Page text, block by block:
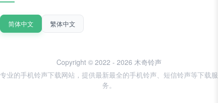
简体中文 繁体中文
Copyright © 2022 - 2026 木奇铃声
专业的手机铃声下载网站，提供最新最全的手机铃声、短信铃声等下载服
务。